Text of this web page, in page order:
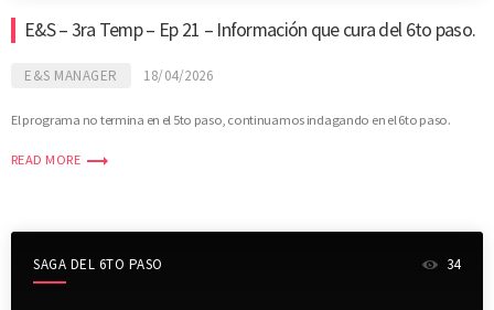
E&S – 3ra Temp – Ep 21 – Información que cura del 6to paso.
E&S MANAGER 18/04/2026
El programa no termina en el 5to paso, continuamos indagando en el 6to paso.
READ MORE trending_flat
SAGA DEL 6TO PASO 34